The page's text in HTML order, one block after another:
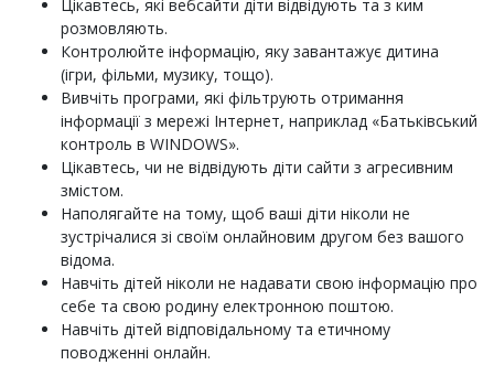
Цікавтесь, які вебсайти діти відвідують та з ким
розмовляють.
Контролюйте інформацію, яку завантажує дитина
(ігри, фільми, музику, тощо).
Вивчіть програми, які фільтрують отримання
інформації з мережі Інтернет, наприклад «Батьківський
контроль в WINDOWS».
Цікавтесь, чи не відвідують діти сайти з агресивним
змістом.
Наполягайте на тому, щоб ваші діти ніколи не
зустрічалися зі своїм онлайновим другом без вашого
відома.
Навчіть дітей ніколи не надавати свою інформацію про
себе та свою родину електронною поштою.
Навчіть дітей відповідальному та етичному
поводженні онлайн.